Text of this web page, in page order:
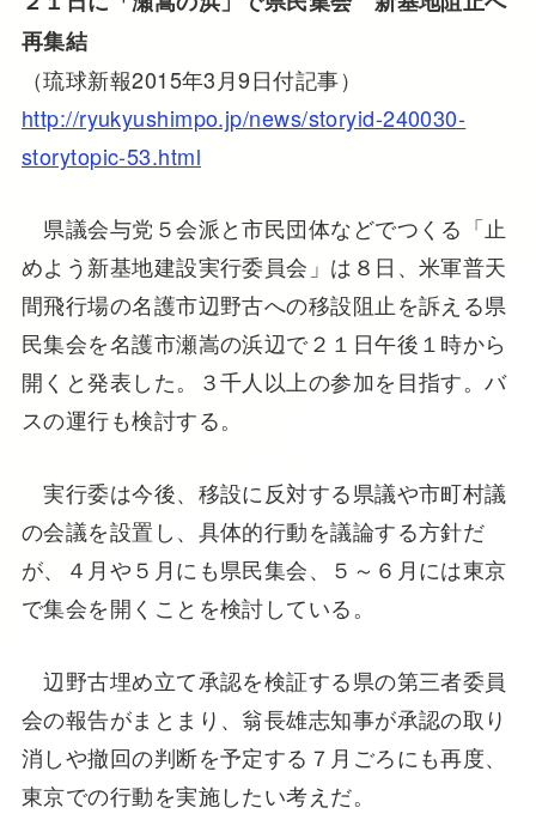
再集結
（琉球新報2015年3月9日付記事）
http://ryukyushimpo.jp/news/storyid-240030-
storytopic-53.html
県議会与党５会派と市民団体などでつくる「止
めよう新基地建設実行委員会」は８日、米軍普天
間飛行場の名護市辺野古への移設阻止を訴える県
民集会を名護市瀬嵩の浜辺で２１日午後１時から
開くと発表した。３千人以上の参加を目指す。バ
スの運行も検討する。
実行委は今後、移設に反対する県議や市町村議
の会議を設置し、具体的行動を議論する方針だ
が、４月や５月にも県民集会、５～６月には東京
で集会を開くことを検討している。
辺野古埋め立て承認を検証する県の第三者委員
会の報告がまとまり、翁長雄志知事が承認の取り
消しや撤回の判断を予定する７月ごろにも再度、
東京での行動を実施したい考えだ。